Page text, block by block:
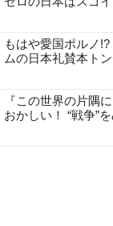
もはや愛国ポルノ
ムの日本礼賛本ト
『この世界の片隅
おかしい！ “戦争”